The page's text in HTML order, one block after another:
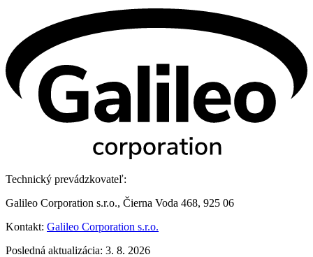
Technický prevádzkovateľ:
Galileo Corporation s.r.o., Čierna Voda 468, 925 06
Kontakt: Galileo Corporation s.r.o.
Posledná aktualizácia: 3. 8. 2026